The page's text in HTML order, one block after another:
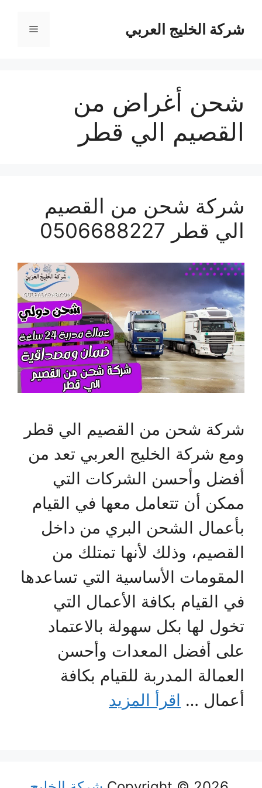
المحتوىشركة الخليج العربي القائمة
شحن أغراض من
القصيم الي قطر
شركة شحن من القصيم
الي قطر 0506688227
شركة شحن من القصيم الي قطر
ومع شركة الخليج العربي تعد من
أفضل وأحسن الشركات التي
ممكن أن تتعامل معها في القيام
بأعمال الشحن البري من داخل
القصيم، وذلك لأنها تمتلك من
المقومات الأساسية التي تساعدها
في القيام بكافة الأعمال التي
تخول لها بكل سهولة بالاعتماد
على أفضل المعدات وأحسن
العمالة المدربة للقيام بكافة
أعمال … اقرأ المزيد